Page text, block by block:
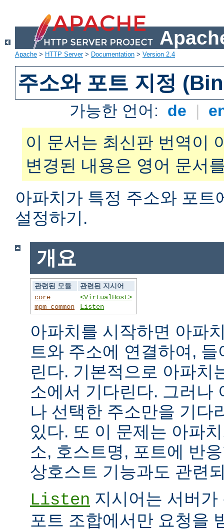
Apache > HTTP Server> Documentation > Version 2.4
주소와 포트 지정
가능한 언어: de |
이 문서는 최신판 번역이
변경된 내용은 영어 문서
아파치가 특정 주소와 포트
설정하기.
개요
관련된 모듈
관련된 지시어
core
mpm_common
<VirtualHost>
Listen
아파치를 시작하면 아파
트와 주소에 연결하여,
린다. 기본적으로 아파치
소에서 기다린다. 그러나
나 선택한 주소만을 기다
있다. 또 이 문제는 아파
소, 호스트명, 포트에 반
상호스트 기능과도 관련
Listen 지시어는 서버
포트 조합에서만 요청을